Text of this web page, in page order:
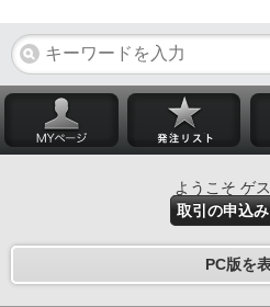
ようこそ ゲ
取引の申込
PC版を